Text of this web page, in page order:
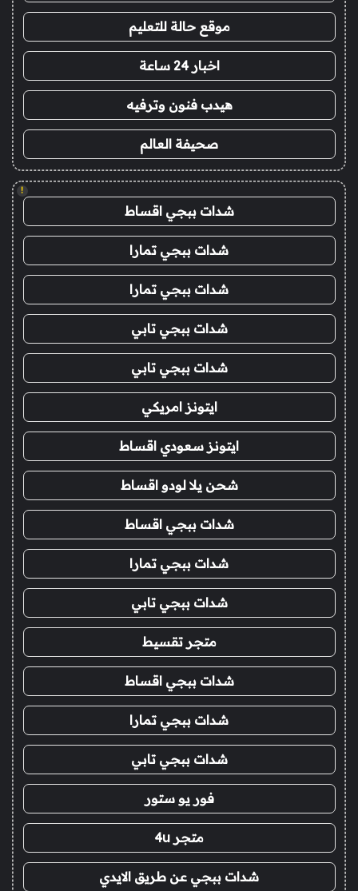
موقع حالة للتعليم
اخبار 24 ساعة
هيدب فنون وترفيه
صحيفة العالم
!
شدات ببجي اقساط
شدات ببجي تمارا
شدات ببجي تمارا
شدات ببجي تابي
شدات ببجي تابي
ايتونز امريكي
ايتونز سعودي اقساط
شحن يلا لودو اقساط
شدات ببجي اقساط
شدات ببجي تمارا
شدات ببجي تابي
متجر تقسيط
شدات ببجي اقساط
شدات ببجي تمارا
شدات ببجي تابي
فور يو ستور
متجر 4u
شدات ببجي عن طريق الايدي